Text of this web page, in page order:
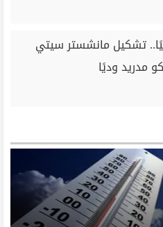
تشكيل مانشستر سيتي
مدريد وديًا